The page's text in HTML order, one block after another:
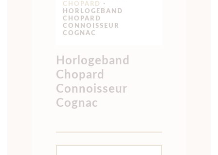
CHOPARD
-
HORLOGEBAND
CHOPARD
CONNOISSEUR
COGNAC
Horlogeband
Chopard
Connoisseur
Cognac